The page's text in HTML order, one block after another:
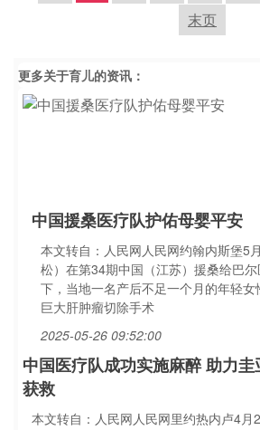
末页
更多关于育儿的资讯：
中国援桑医疗队护佑母婴平安
本文转自：人民网人民网约翰内斯堡5
松）在第34期中国（江苏）援桑给巴
下，当地一名产后不足一个月的年轻
巨大肝肿瘤切除手术
2025-05-26 09:52:00
中国医疗队成功实施麻醉 助力
获救
本文转自：人民网人民网里约热内卢4月